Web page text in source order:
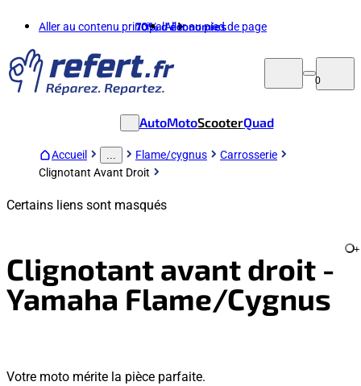
Aller au contenu principalAller au pied de page
70%d'économies
0
AutoMotoScooterQuad
Accueil Flame/cygnus
Carrosserie
Clignotant Avant Droit
Certains liens sont masqués
Clignotant avant droit -
Yamaha Flame/Cygnus
+
Votre moto mérite la pièce parfaite.